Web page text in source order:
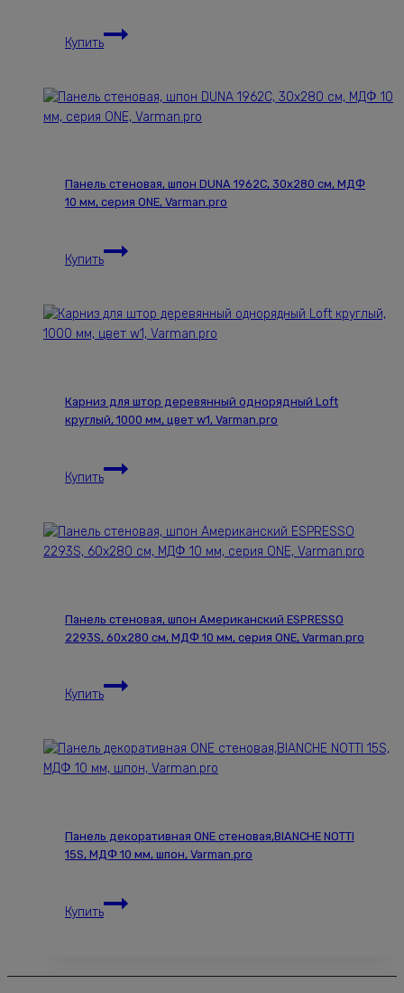
Varman.pro
Купить
Панель
стеновая,
ESPRESSO
МДФ
10
серия
ONE,
Панель стеновая, шпон DUNA 1962С, 30х280 см, МДФ
10 мм, серия ONE, Varman.pro
Купить
Панель
стеновая,
1962С,
10
мм,
ONE,
Varman.pro
Карниз для штор деревянный однорядный Loft
круглый, 1000 мм, цвет w1, Varman.pro
Купить
Карниз
для
однорядный
мм,
цвет
Varman.pro
Панель стеновая, шпон Американский ESPRESSO
2293S, 60х280 см, МДФ 10 мм, серия ONE, Varman.pro
Купить
Панель
стеновая,
Американский
ESPRESSO
МДФ
10
серия
ONE,
Панель декоративная ONE стеновая,BIANCHE NOTTI
15S, МДФ 10 мм, шпон, Varman.pro
Купить
Панель
декоративная
NOTTI